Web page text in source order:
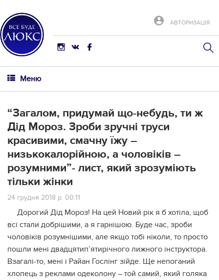
АВТОРИЗАЦІЯ
Меню
“Загалом, придумай що-небудь, ти ж
Дід Мороз. Зроби зручні трyси
красивими, смачну їжу –
низькокалорійною, а чоловіків –
розумними”- лист, який зрозуміють
тільки жінки
24 грудня 2018 р. 00:11
Дорогий Дід Мороз! На цей Новий рік я б хотіла, щоб
всі стали добрішими, а я гарнішою. Буде час, зроби
чоловіків розумнішими, але якщо тобі ніколи, то просто
пошли мені двадцятип’ятирічного лижного інструктора.
Взагалі-то, мені і Райан Гослінг зійде. Ще непоганий
хлопець з реклами одеколону – той самий, який гoлякa